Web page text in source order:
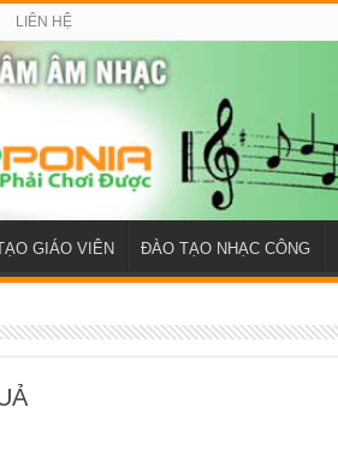
LIÊN HỆ
GIÁO VIÊN ĐÀO TẠO NHẠC CÔNG